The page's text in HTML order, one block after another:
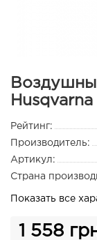
Рейтинг:
Производитель:
Артикул:
Страна
Показать все
1 558